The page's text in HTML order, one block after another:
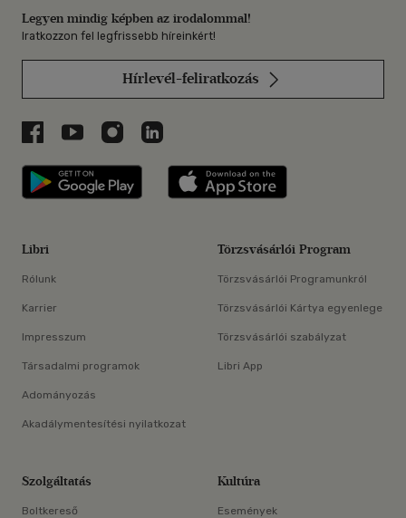
Legyen mindig képben az irodalommal!
Iratkozzon fel legfrissebb híreinkért!
Hírlevél-feliratkozás
Libri a Facebookon
Libri a Youtube-on
Libri az Instagramon
Libri a LinkedInen
Libri applikáció Szerezd meg: Google
Libri
Rólunk
Karrier
Impresszum
Társadalmi programok
Adományozás
Akadálymentesítési nyilatkozat
Törzsvásárlói Program
Törzsvásárlói Programunkról
Törzsvásárlói Kártya egyenlege
Törzsvásárlói szabályzat
Libri App
Szolgáltatás
Boltkereső
Kultúra
Események